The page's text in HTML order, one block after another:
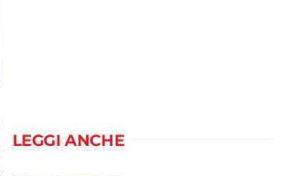
LEGGI ANCHE